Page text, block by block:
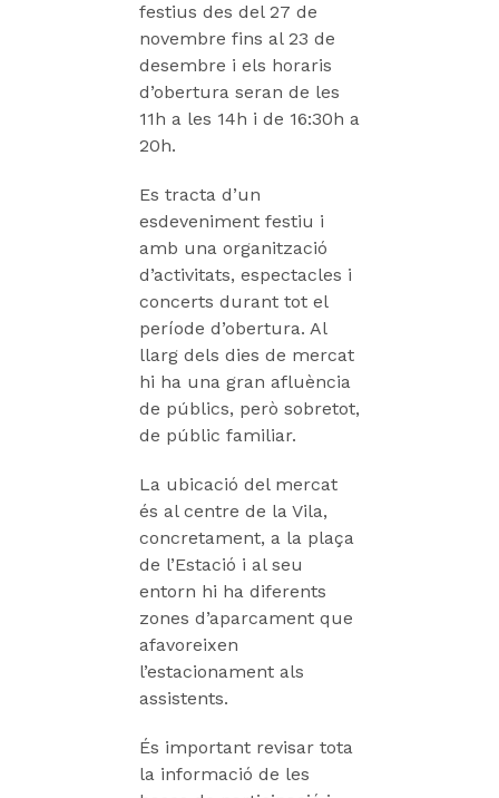
festius des del 27 de
novembre fins al 23 de
desembre i els horaris
d’obertura seran de les
11h a les 14h i de 16:30h a
20h.
Es tracta d’un
esdeveniment festiu i
amb una organització
d’activitats, espectacles i
concerts durant tot el
període d’obertura. Al
llarg dels dies de mercat
hi ha una gran afluència
de públics, però sobretot,
de públic familiar.
La ubicació del mercat
és al centre de la Vila,
concretament, a la plaça
de l’Estació i al seu
entorn hi ha diferents
zones d’aparcament que
afavoreixen
l’estacionament als
assistents.
És important revisar tota
la informació de les